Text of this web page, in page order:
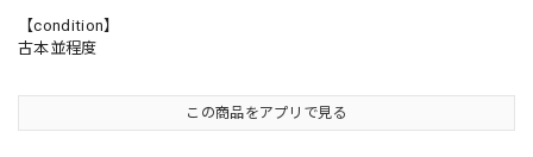
【condition】
古本並程度
この商品をアプリで見る